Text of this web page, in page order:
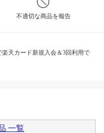
不適切な商品を報告
楽天カード新規入会＆3回利用で
一覧